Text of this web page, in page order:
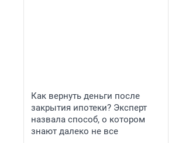
Как вернуть деньги после
закрытия ипотеки? Эксперт
назвала способ, о котором
знают далеко не все